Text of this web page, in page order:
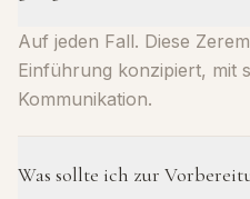
Auf jeden Fall. Diese
Einführung konzipiert, mit
Kommunikation.
Was sollte ich zur